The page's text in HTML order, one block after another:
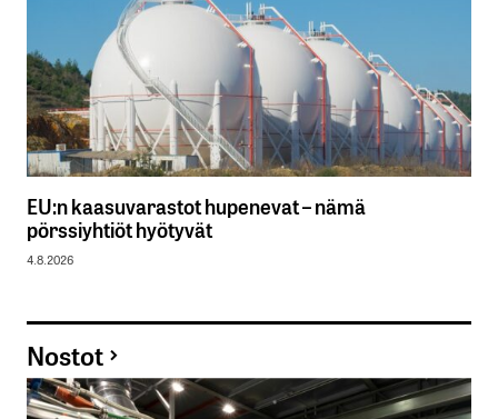
EU:n kaasuvarastot hupenevat – nämä
pörssiyhtiöt hyötyvät
4.8.2026
Nostot